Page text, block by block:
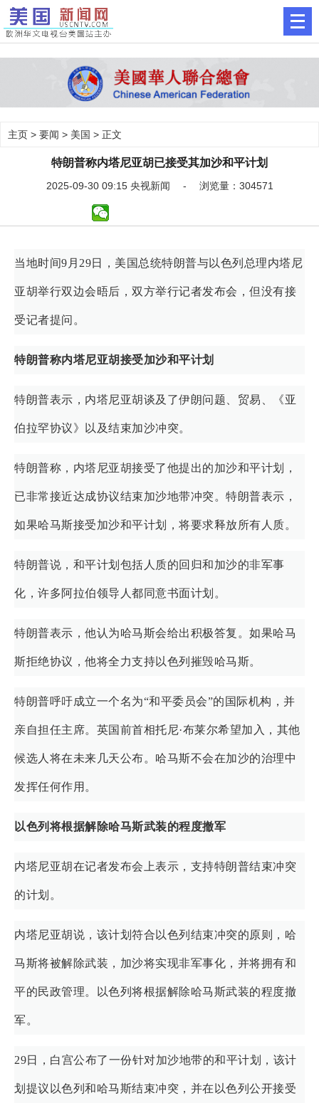
主页 > 要闻 > 美国 > 正文
特朗普称内塔尼亚胡已接受其加沙和平计划
2025-09-30 09:15 央视新闻 - 浏览量：304571
当地时间9月29日，美国总统特朗普与以色列总理内塔尼
亚胡举行双边会晤后，双方举行记者发布会，但没有接
受记者提问。
特朗普称内塔尼亚胡接受加沙和平计划
特朗普表示，内塔尼亚胡谈及了伊朗问题、贸易、《亚
伯拉罕协议》以及结束加沙冲突。
特朗普称，内塔尼亚胡接受了他提出的加沙和平计划，
已非常接近达成协议结束加沙地带冲突。特朗普表示，
如果哈马斯接受加沙和平计划，将要求释放所有人质。
特朗普说，和平计划包括人质的回归和加沙的非军事
化，许多阿拉伯领导人都同意书面计划。
特朗普表示，他认为哈马斯会给出积极答复。如果哈马
斯拒绝协议，他将全力支持以色列摧毁哈马斯。
特朗普呼吁成立一个名为“和平委员会”的国际机构，并
亲自担任主席。英国前首相托尼·布莱尔希望加入，其他
候选人将在未来几天公布。哈马斯不会在加沙的治理中
发挥任何作用。
以色列将根据解除哈马斯武装的程度撤军
内塔尼亚胡在记者发布会上表示，支持特朗普结束冲突
的计划。
内塔尼亚胡说，该计划符合以色列结束冲突的原则，哈
马斯将被解除武装，加沙将实现非军事化，并将拥有和
平的民政管理。以色列将根据解除哈马斯武装的程度撤
军。
29日，白宫公布了一份针对加沙地带的和平计划，该计
划提议以色列和哈马斯结束冲突，并在以色列公开接受